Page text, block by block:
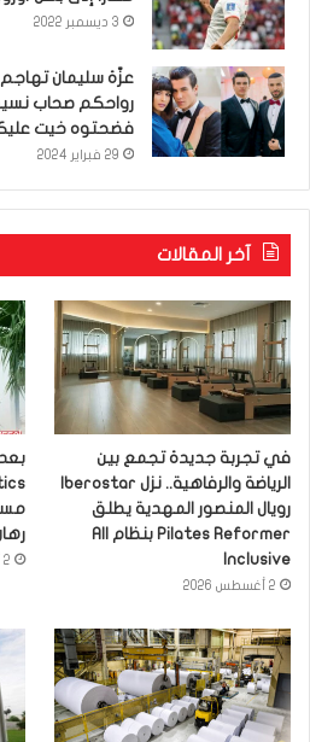
3 ديسمبر 2022
عزّة سليمان
رواحكم صحاب
فضحتوه خيت
29 فبراير 2024
آخر المقالات
في تجربة جديدة تجمع بين
رويال المنصور المهدية يطلق
Pilates Reformer بنظام All
Inclusive
2 أغسطس 2026
2 أغسطس 2026